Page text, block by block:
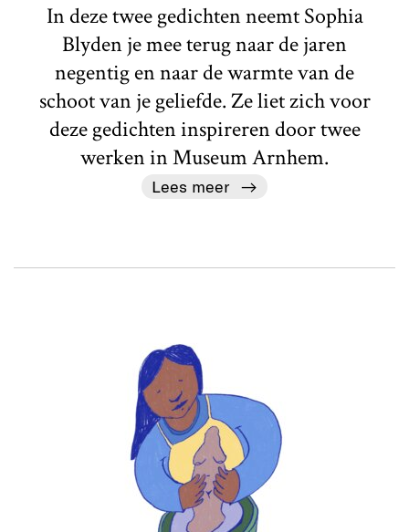
In deze twee gedichten neemt Sophia
Blyden je mee terug naar de jaren
negentig en naar de warmte van de
schoot van je geliefde. Ze liet zich voor
deze gedichten inspireren door twee
werken in Museum Arnhem.
Lees meer